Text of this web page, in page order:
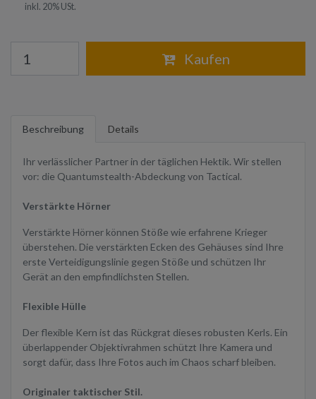
inkl. 20% USt.
Kaufen
Beschreibung Details
Ihr verlässlicher Partner in der täglichen Hektik. Wir stellen
vor: die Quantumstealth-Abdeckung von Tactical.
Verstärkte Hörner
Verstärkte Hörner können Stöße wie erfahrene Krieger
überstehen. Die verstärkten Ecken des Gehäuses sind Ihre
erste Verteidigungslinie gegen Stöße und schützen Ihr
Gerät an den empfindlichsten Stellen.
Flexible Hülle
Der flexible Kern ist das Rückgrat dieses robusten Kerls. Ein
überlappender Objektivrahmen schützt Ihre Kamera und
sorgt dafür, dass Ihre Fotos auch im Chaos scharf bleiben.
Originaler taktischer Stil.